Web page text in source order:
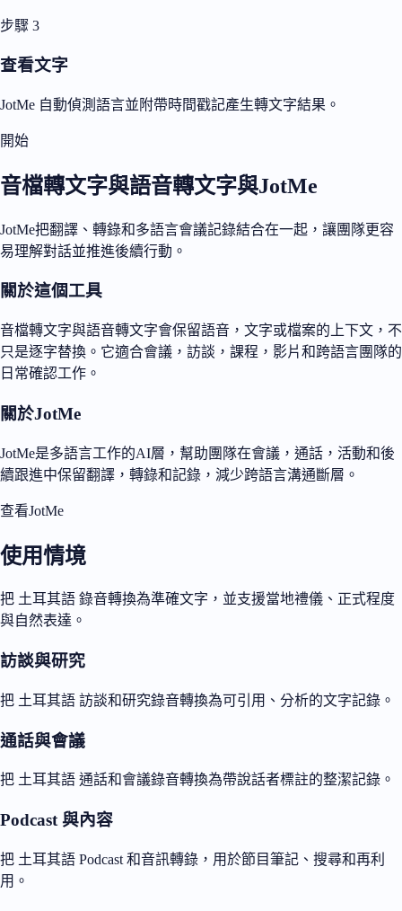
步驟 3
查看文字
JotMe 自動偵測語言並附帶時間戳記產生轉文字結果。
開始
音檔轉文字與語音轉文字與JotMe
JotMe把翻譯、轉錄和多語言會議記錄結合在一起，讓團隊更容
易理解對話並推進後續行動。
關於這個工具
音檔轉文字與語音轉文字會保留語音，文字或檔案的上下文，不
只是逐字替換。它適合會議，訪談，課程，影片和跨語言團隊的
日常確認工作。
關於JotMe
JotMe是多語言工作的AI層，幫助團隊在會議，通話，活動和後
續跟進中保留翻譯，轉錄和記錄，減少跨語言溝通斷層。
查看JotMe
使用情境
把 土耳其語 錄音轉換為準確文字，並支援當地禮儀、正式程度
與自然表達。
訪談與研究
把 土耳其語 訪談和研究錄音轉換為可引用、分析的文字記錄。
通話與會議
把 土耳其語 通話和會議錄音轉換為帶說話者標註的整潔記錄。
Podcast 與內容
把 土耳其語 Podcast 和音訊轉錄，用於節目筆記、搜尋和再利
用。